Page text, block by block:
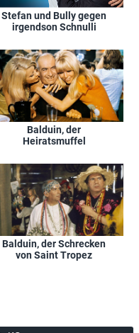
Stefan und Bully gegen
irgendson Schnulli
Balduin, der
Heiratsmuffel
Balduin, der Schrecken
von Saint Tropez